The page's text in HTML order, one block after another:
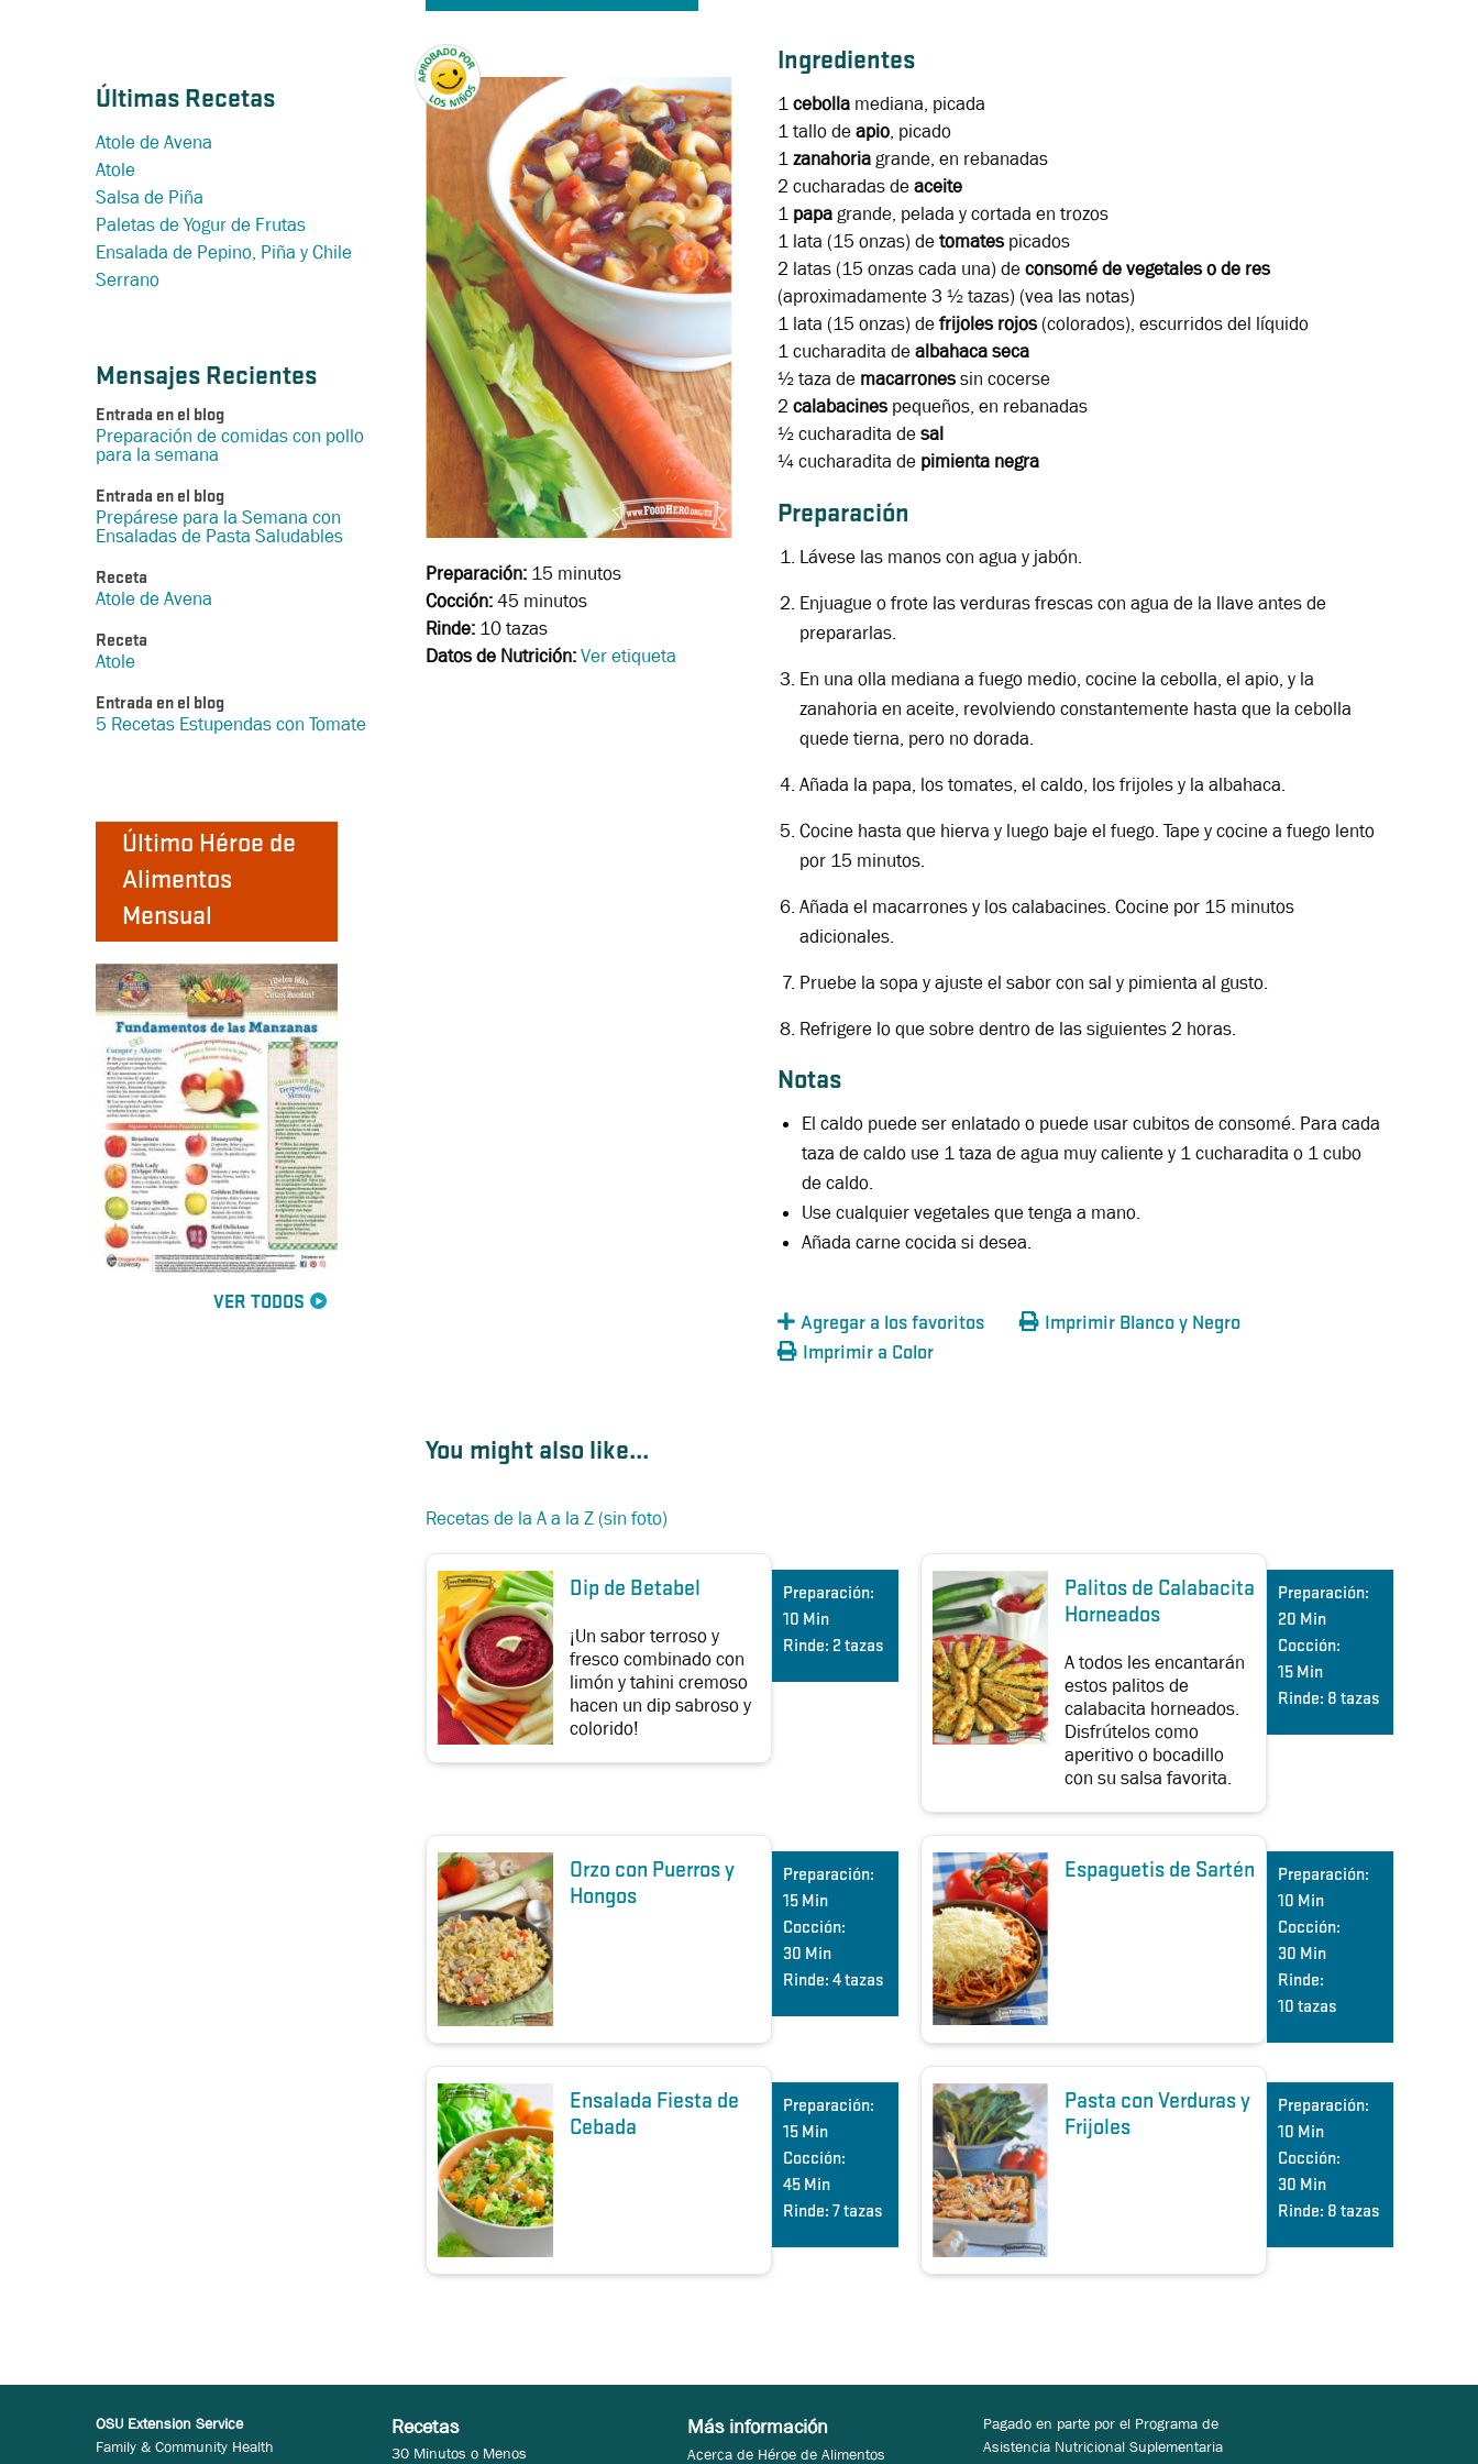
Últimas Recetas
Atole de Avena
Atole
Salsa de Piña
Paletas de Yogur de Frutas
Ensalada de Pepino, Piña y Chile
Serrano
Mensajes Recientes
Entrada en el blog
Preparación de comidas con pollo
para la semana
Entrada en el blog
Prepárese para la Semana con
Ensaladas de Pasta Saludables
Receta
Atole de Avena
Receta
Atole
Entrada en el blog
5 Recetas Estupendas con Tomate
Último Héroe de
Alimentos
Mensual
VER TODOS
Preparación: 15 minutos
Cocción:45 minutos
Rinde: 10 tazas
Datos de Nutrición:Ver etiqueta
Ingredientes
1cebollamediana, picada
1tallo deapio, picado
1zanahoriagrande, en rebanadas
2 cucharadasdeaceite
1 papagrande, pelada y cortada en trozos
1 lata (15 onzas) detomatespicados
2 latas (15 onzas cada una) deconsomé de vegetales o de res
(aproximadamente 3 ½ tazas) (vea las notas)
1 lata (15 onzas) defrijoles rojos(colorados), escurridos del líquido
1 cucharadita dealbahaca seca
½ taza de macarronessin cocerse
2 calabacinespequeños, en rebanadas
½ cucharadita desal
¼ cucharadita de pimienta negra
Preparación
Lávese las manos con agua y jabón.
Enjuague o frote las verduras frescas con agua de la llave antes de
prepararlas.
En una olla mediana a fuego medio, cocine la cebolla, el apio, y la
zanahoria en aceite, revolviendo constantemente hasta que la cebolla
quede tierna, pero no dorada.
Añada la papa, los tomates, el caldo, los frijoles y la albahaca.
Cocine hasta que hierva y luego baje el fuego. Tape y cocine a fuego lento
por 15 minutos.
Añada el macarrones y los calabacines. Cocine por 15 minutos
adicionales.
Pruebe la sopa y ajuste el sabor con sal y pimienta al gusto.
Refrigere lo que sobre dentro de las siguientes 2 horas.
Notas
El caldo puede ser enlatado o puede usar cubitos de consomé. Para cada
taza de caldo use 1 taza de agua muy caliente y 1 cucharadita o 1 cubo
de caldo.
Use cualquier vegetales que tenga a mano.
Añada carne cocida si desea.
Agregar a los favoritos
Imprimir Blanco y Negro
Imprimir a Color
You might also like...
Recetas de la A a la Z (sin foto)
Dip de Betabel
¡Un sabor terroso y
fresco combinado con
limón y tahini cremoso
hacen un dip sabroso y
colorido!
Preparación:
10 Min
Rinde: 2 tazas
Palitos de Calabacita
Horneados
A todos les encantarán
estos palitos de
calabacita horneados.
Disfrútelos como
aperitivo o bocadillo
con su salsa favorita.
Preparación:
20 Min
Cocción:
15 Min
Rinde: 8 tazas
Orzo con Puerros y
Hongos
Preparación:
15 Min
Cocción:
30 Min
Rinde: 4 tazas
Espaguetis de Sartén
Preparación:
10 Min
Cocción:
30 Min
Rinde:
10 tazas
Ensalada Fiesta de
Cebada
Preparación:
15 Min
Cocción:
45 Min
Rinde: 7 tazas
Pasta con Verduras y
Frijoles
Preparación:
10 Min
Cocción:
30 Min
Rinde: 8 tazas
OSU Extension Service
Family & Community Health
Recetas
30 Minutos o Menos
Más información
Acerca de Héroe de Alimentos
Pagado en parte por el Programa de
Asistencia Nutricional Suplementaria